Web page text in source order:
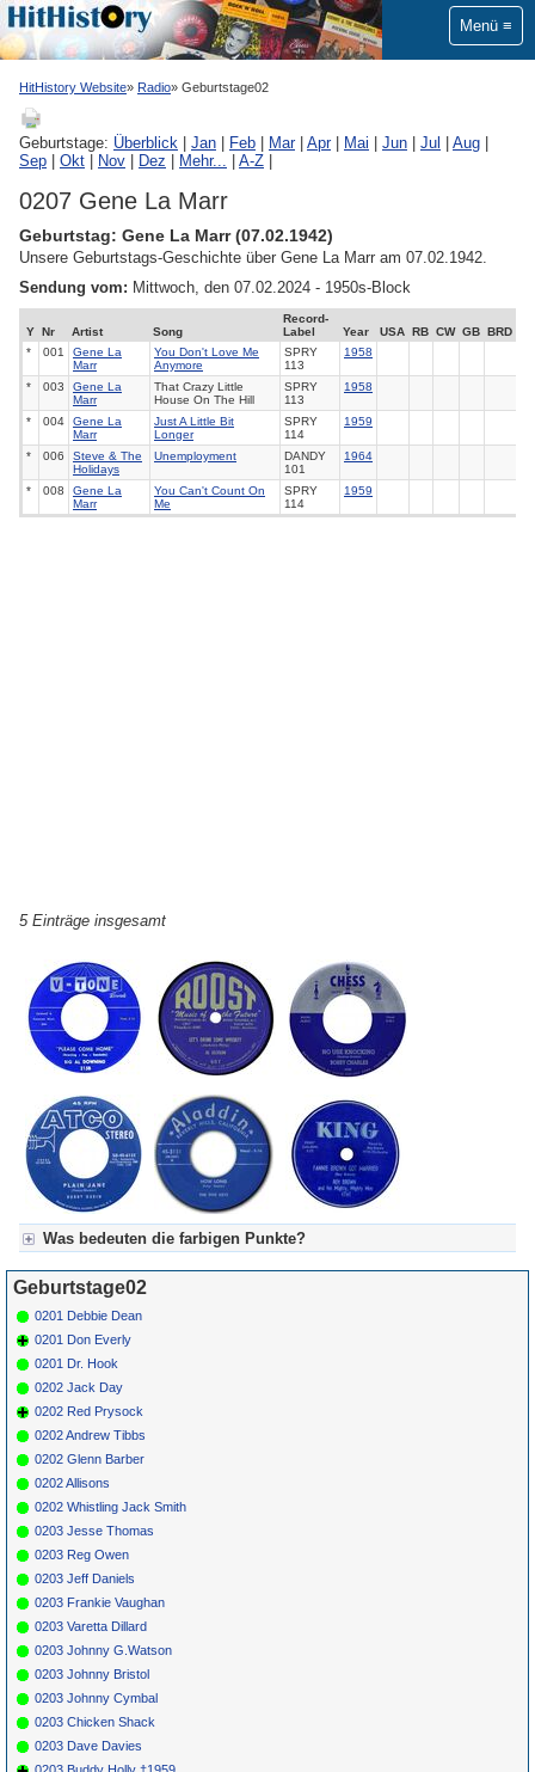
Menü
HitHistory Website Radio Geburtstage02
Geburtstage: Überblick Jan Feb Mar| Apr| Mai Jun Jul Aug
Sep
Okt Nov Dez Mehr... A-Z
0207 Gene La Marr
Geburtstag: Gene La Marr (07.02.1942)
Unsere Geburtstags-Geschichte über Gene La Marr am 07.02.1942.
Sendung vom: Mittwoch, den 07.02.2024 - 1950s-Block
Y Nr Artist Song
Record-
Label
Year USA RB CW GB
BRD
*
001
Gene La
Marr
You Don't Love Me
Anymore
SPRY
113
1958
* 003
Gene La
Marr
That Crazy Little
House On The Hill
SPRY
113
1958
* 004
Gene La
Marr
Just A Little Bit
Longer
SPRY
114
1959
* 006
Steve & The
Holidays
Unemployment
DANDY
101
1964
* 008
Gene La
Marr
You Can't Count On
Me
SPRY
114
1959
5 Einträge insgesamt
Was bedeuten die farbigen Punkte?
Für Axel's Tageskalender:
Grün = Kurzgeschichte
Grün! = fachlich bestimmt spannend, nicht verpassen!
Grün+ = Stundenbeitrag
Gelb = Kurzgeschichten oder Stundensendungen in Arbeit
Blau = Beschreibungstext (beschreibender Text)
Geburtstage02
0201 Debbie Dean
0201 Don Everly
0201 Dr. Hook
0202 Jack Day
0202 Red Prysock
0202 Andrew Tibbs
0202 Glenn Barber
0202 Allisons
0202 Whistling Jack Smith
0203 Jesse Thomas
0203 Reg Owen
0203 Jeff Daniels
0203 Frankie Vaughan
0203 Varetta Dillard
0203 Johnny G.Watson
0203 Johnny Bristol
0203 Johnny Cymbal
0203 Chicken Shack
0203 Dave Davies